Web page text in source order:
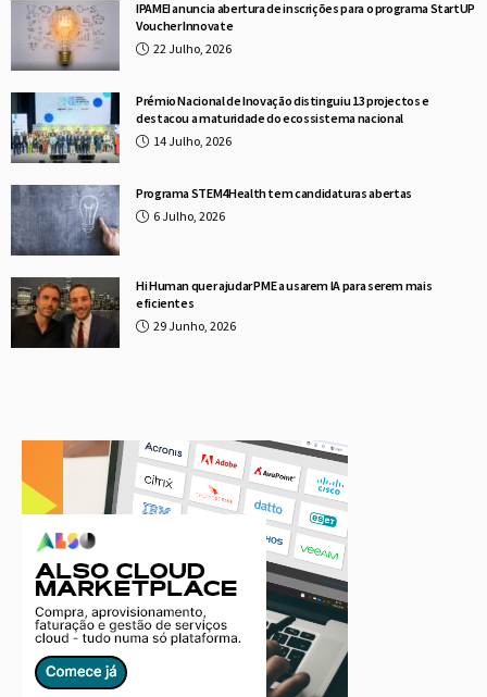
IPAMEI anuncia abertura de inscrições para o programa StartUP
Voucher Innovate
22 Julho, 2026
Prémio Nacional de Inovação distinguiu 13 projectos e
destacou a maturidade do ecossistema nacional
14 Julho, 2026
Programa STEM4Health tem candidaturas abertas
6 Julho, 2026
Hi Human quer ajudar PME a usarem IA para serem mais
eficientes
29 Junho, 2026